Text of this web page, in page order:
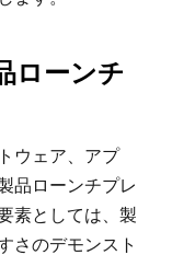
ローンチ
ウェア、アプ
品ローンチプレ
素としては、製
さのデモンスト